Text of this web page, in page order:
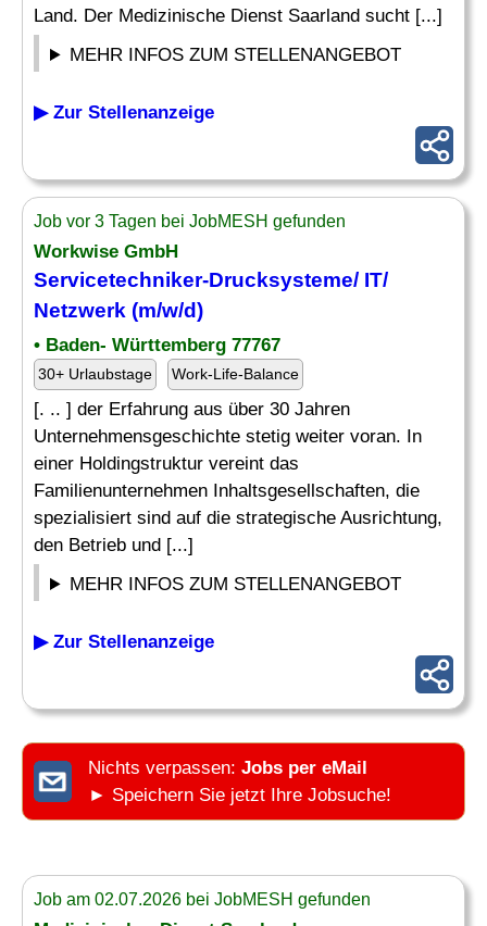
Land. Der Medizinische Dienst Saarland sucht [...]
MEHR INFOS ZUM STELLENANGEBOT
▶ Zur Stellenanzeige
Job vor 3 Tagen bei JobMESH gefunden
Workwise GmbH
Servicetechniker-Drucksysteme/ IT/
Netzwerk (m/w/d)
• Baden- Württemberg 77767
30+ Urlaubstage Work-Life-Balance
[. .. ] der Erfahrung aus über 30 Jahren
Unternehmensgeschichte stetig weiter voran. In
einer Holdingstruktur vereint das
Familienunternehmen Inhaltsgesellschaften, die
spezialisiert sind auf die strategische Ausrichtung,
den Betrieb und [...]
MEHR INFOS ZUM STELLENANGEBOT
▶ Zur Stellenanzeige
Nichts verpassen: Jobs per eMail
► Speichern Sie jetzt Ihre Jobsuche!
Job am 02.07.2026 bei JobMESH gefunden